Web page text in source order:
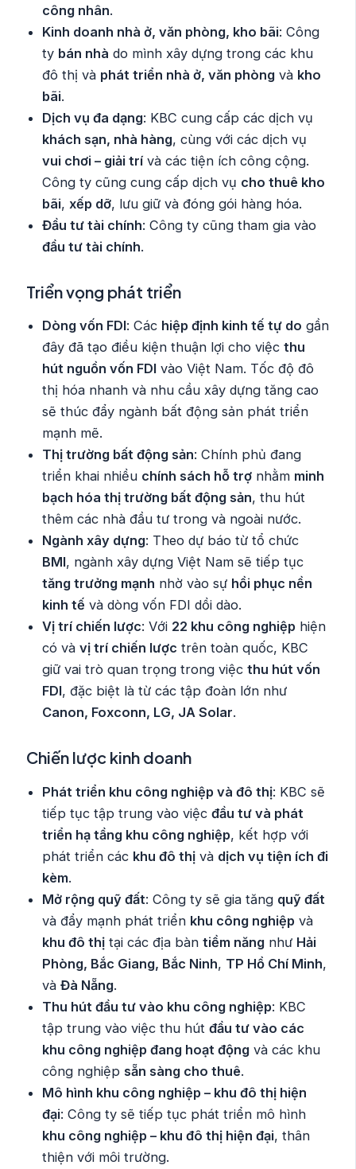
công nhân.
Kinh doanh nhà ở, văn phòng, kho bãi: Công
ty bán nhà do mình xây dựng trong các khu
đô thị và phát triển nhà ở, văn phòng và kho
bãi.
Dịch vụ đa dạng: KBC cung cấp các dịch vụ
khách sạn, nhà hàng, cùng với các dịch vụ
vui chơi – giải trí và các tiện ích công cộng.
Công ty cũng cung cấp dịch vụ cho thuê kho
bãi, xếp dỡ, lưu giữ và đóng gói hàng hóa.
Đầu tư tài chính: Công ty cũng tham gia vào
đầu tư tài chính.
Triển vọng phát triển
Dòng vốn FDI: Các hiệp định kinh tế tự do gần
đây đã tạo điều kiện thuận lợi cho việcthu
hút nguồn vốn FDI vào Việt Nam. Tốc độ đô
thị hóa nhanh và nhu cầu xây dựng tăng cao
sẽ thúc đẩy ngành bất động sản phát triển
mạnh mẽ.
Thị trường bất động sản: Chính phủ đang
triển khai nhiều chính sách hỗ trợ nhằm minh
bạch hóa thị trường bất động sản, thu hút
thêm các nhà đầu tư trong và ngoài nước.
Ngành xây dựng: Theo dự báo từ tổ chức
BMI, ngành xây dựng Việt Nam sẽ tiếp tục
tăng trưởng mạnh nhờ vào sự hồi phục nền
kinh tế và dòng vốn FDI dồi dào.
Vị trí chiến lược: Với 22 khu công nghiệp hiện
có vàvị trí chiến lược trên toàn quốc, KBC
giữ vai trò quan trọng trong việcthu hút vốn
FDI, đặc biệt là từ các tập đoàn lớn như
Canon, Foxconn, LG, JA Solar.
Chiến lược kinh doanh
Phát triển khu công nghiệp và đô thị: KBC sẽ
tiếp tục tập trung vào việcđầu tư và phát
triển hạ tầng khu công nghiệp, kết hợp với
phát triển các khu đô thị và dịch vụ tiện ích đi
kèm.
Mở rộng quỹ đất: Công ty sẽ gia tăng quỹ đất
và đẩy mạnh phát triển khu công nghiệp và
khu đô thị tại các địa bàntiềm năng như Hải
Phòng, Bắc Giang, Bắc Ninh, TP Hồ Chí Minh,
vàĐà Nẵng.
Thu hút đầu tư vào khu công nghiệp: KBC
tập trung vào việc thu hútđầu tư vào các
khu công nghiệp đang hoạt động và các khu
công nghiệp sẵn sàng cho thuê.
Mô hình khu công nghiệp – khu đô thị hiện
đại: Công ty sẽ tiếp tục phát triển mô hình
khu công nghiệp – khu đô thị hiện đại, thân
thiện với môi trường.